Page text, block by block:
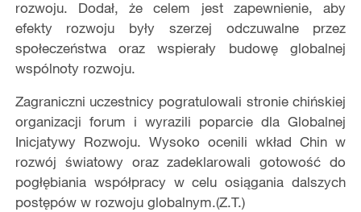
rozwoju. Dodał, że celem jest zapewnienie, aby
efekty rozwoju były szerzej odczuwalne przez
społeczeństwa oraz wspierały budowę globalnej
wspólnoty rozwoju.
Zagraniczni uczestnicy pogratulowali stronie chińskiej
organizacji forum i wyrazili poparcie dla Globalnej
Inicjatywy Rozwoju. Wysoko ocenili wkład Chin w
rozwój światowy oraz zadeklarowali gotowość do
pogłębiania współpracy w celu osiągania dalszych
postępów w rozwoju globalnym.(Z.T.)